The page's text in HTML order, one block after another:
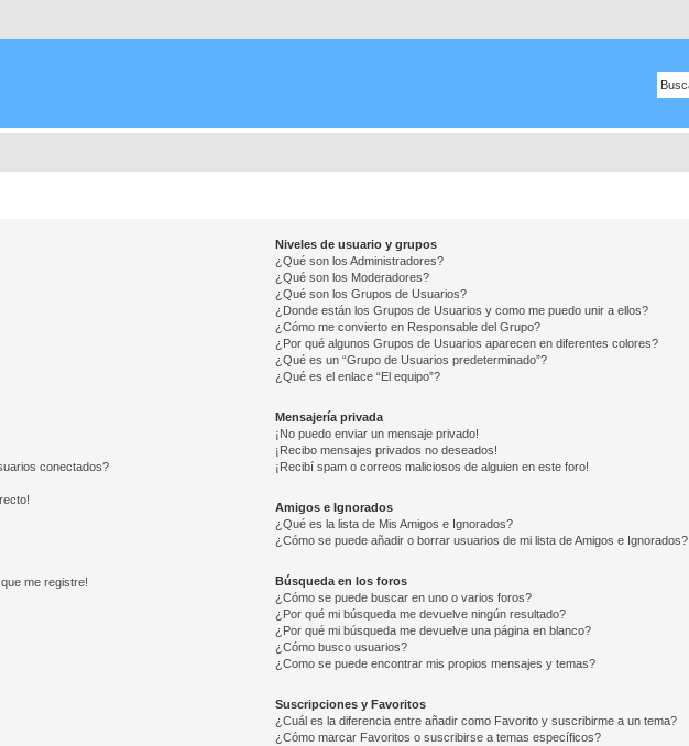
conectados?
me registre!
Niveles de usuario y grupos
¿Qué son los Administradores?
¿Qué son los Moderadores?
¿Qué son los Grupos de Usuarios?
¿Donde están los Grupos de Usuarios y como me puedo unir a ellos?
¿Cómo me convierto en Responsable del Grupo?
¿Por qué algunos Grupos de Usuarios aparecen en diferentes colores?
¿Qué es un “Grupo de Usuarios predeterminado”?
¿Qué es el enlace “El equipo”?
Mensajería privada
¡No puedo enviar un mensaje privado!
¡Recibo mensajes privados no deseados!
¡Recibí spam o correos maliciosos de alguien en este foro!
Amigos e Ignorados
¿Qué es la lista de Mis Amigos e Ignorados?
¿Cómo se puede añadir o borrar usuarios de mi lista de Amigos e Ignorados?
Búsqueda en los foros
¿Cómo se puede buscar en uno o varios foros?
¿Por qué mi búsqueda me devuelve ningún resultado?
¿Por qué mi búsqueda me devuelve una página en blanco?
¿Cómo busco usuarios?
¿Como se puede encontrar mis propios mensajes y temas?
Suscripciones y Favoritos
¿Cuál es la diferencia entre añadir como Favorito y suscribirme a un tema?
¿Cómo marcar Favoritos o suscribirse a temas específicos?